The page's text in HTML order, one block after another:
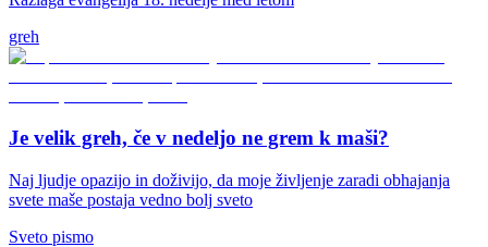
greh
Je velik greh, če v nedeljo ne grem k maši?
Naj ljudje opazijo in doživijo, da moje življenje zaradi obhajanja
svete maše postaja vedno bolj sveto
Sveto pismo